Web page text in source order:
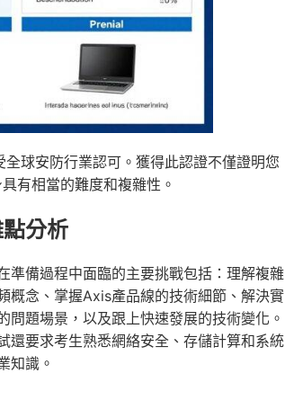
球安防行業認可。獲得此認證不僅證明您
有相當的難度和複雜性。
分析
準備過程中面臨的主要挑戰包括：理解複雜
概念、掌握Axis產品線的技術細節、解決實
問題場景，以及跟上快速發展的技術變化。
還要求考生熟悉網絡安全、存儲計算和系統
知識。